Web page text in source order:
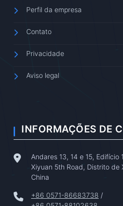
Perfil da empresa
Contato
Privacidade
Aviso legal
INFORMAÇÕES DE
Andares 13, 14 e 15, Edifício
Xiyuan 5th Road, Distrito de
China
+86 0571-86683738 /